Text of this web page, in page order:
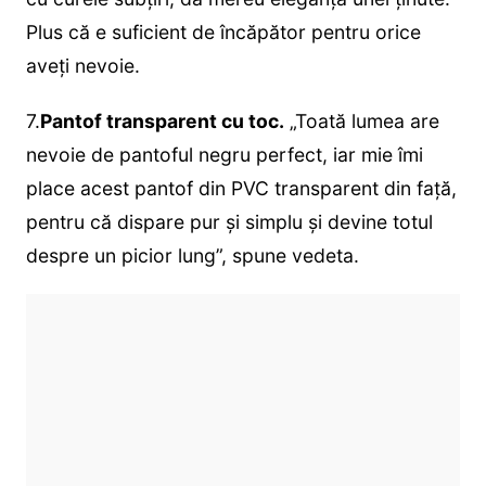
Plus că e suficient de încăpător pentru orice
aveți nevoie.
7.Pantof transparent cu toc. „Toată lumea are
nevoie de pantoful negru perfect, iar mie îmi
place acest pantof din PVC transparent din față,
pentru că dispare pur și simplu și devine totul
despre un picior lung”, spune vedeta.